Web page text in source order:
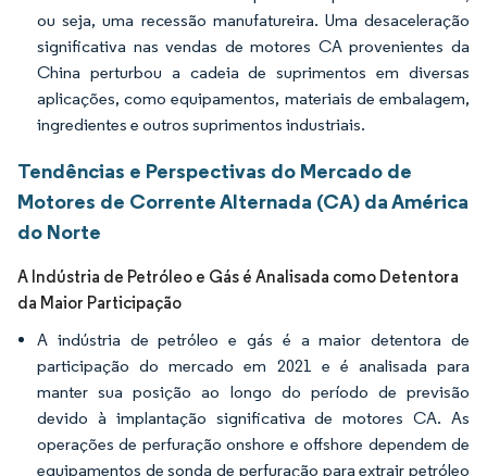
ou seja, uma recessão manufatureira. Uma desaceleração
significativa nas vendas de motores CA provenientes da
China perturbou a cadeia de suprimentos em diversas
aplicações, como equipamentos, materiais de embalagem,
ingredientes e outros suprimentos industriais.
Tendências e Perspectivas do Mercado de
Motores de Corrente Alternada (CA) da América
do Norte
A Indústria de Petróleo e Gás é Analisada como Detentora
da Maior Participação
A indústria de petróleo e gás é a maior detentora de
participação do mercado em 2021 e é analisada para
manter sua posição ao longo do período de previsão
devido à implantação significativa de motores CA. As
operações de perfuração onshore e offshore dependem de
equipamentos de sonda de perfuração para extrair petróleo